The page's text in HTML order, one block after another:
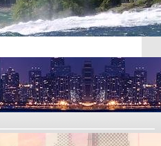
Seite 1 von 3